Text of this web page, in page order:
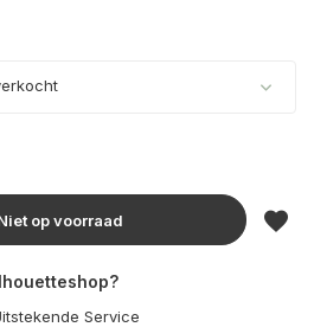
op voorraad
Service